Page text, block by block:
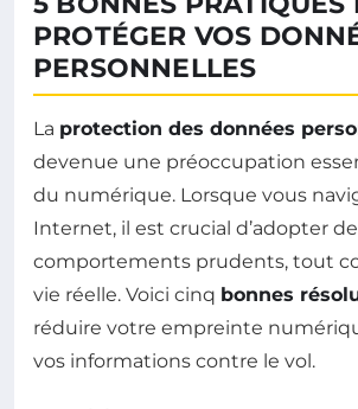
PROTÉGER VOS
PERSONNELLES
La protection des données
devenue une préoccupation
du numérique. Lorsque vous
Internet, il est crucial d’adopter
comportements prudents, tout
vie réelle. Voici cinq bonnes
réduire votre empreinte
vos informations contre le vol.